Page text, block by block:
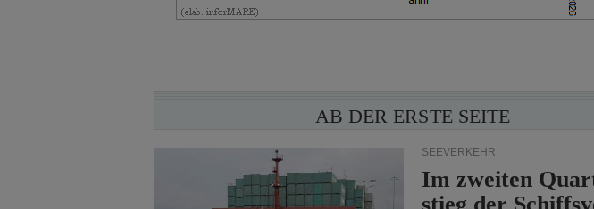
AB DER ERSTE SEITE
SEEVERKEHR
Im zweiten